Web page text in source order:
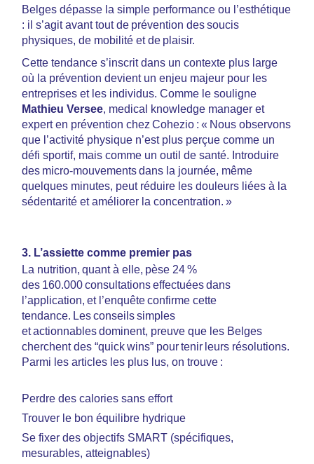
Belges dépasse la simple performance ou l’esthétique
: il s’agit avant tout de prévention des soucis
physiques, de mobilité et de plaisir.
Cette tendance s’inscrit dans un contexte plus large
où la prévention devient un enjeu majeur pour les
entreprises et les individus. Comme le souligne
Mathieu Versee, medical knowledge manager et
expert en prévention chez Cohezio : « Nous observons
que l’activité physique n’est plus perçue comme un
défi sportif, mais comme un outil de santé. Introduire
des micro-mouvements dans la journée, même
quelques minutes, peut réduire les douleurs liées à la
sédentarité et améliorer la concentration. »
3. L’assiette comme premier pas
La nutrition, quant à elle, pèse 24 %
des 160.000 consultations effectuées dans
l’application, et l’enquête confirme cette
tendance. Les conseils simples
et actionnables dominent, preuve que les Belges
cherchent des “quick wins” pour tenir leurs résolutions.
Parmi les articles les plus lus, on trouve :
Perdre des calories sans effort
Trouver le bon équilibre hydrique
Se fixer des objectifs SMART (spécifiques,
mesurables, atteignables)